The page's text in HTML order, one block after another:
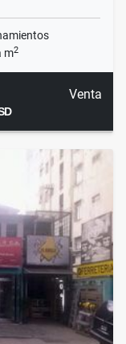
m2
Venta